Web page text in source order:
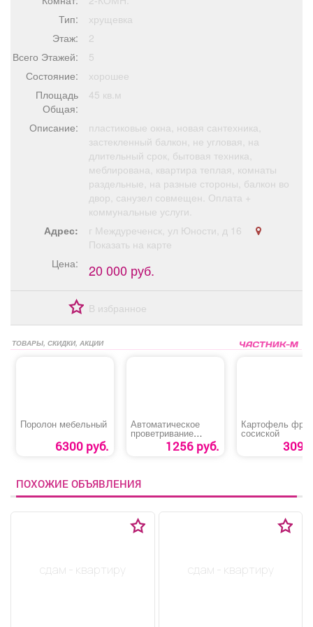
Обучение
Я - пенсионер
Тип:
хрущевка
Этаж:
2
Всего Этажей:
5
Состояние:
хорошее
Площадь
Общая:
45 кв.м
Описание:
пластиковые окна, новая сантехника,
застекленный балкон, не угловая, на
длительный срок, бытовая техника,
меблирована, квартира теплая, комнаты
раздельные, на разные стороны, балкон во
двор, санузел совмещен. Оплата +
коммунальные услуги.
Адрес:
г Междуреченск, ул Юности, д 16
Показать на карте
Цена:
20 000 руб.
В избранное
ТОВАРЫ, СКИДКИ, АКЦИИ
Поролон мебельный
6300 руб.
Автоматическое
проветривание
теплицы
«Термопривод 300С»
1256 руб.
Картофель фри
сосиской
309
ПОХОЖИЕ ОБЪЯВЛЕНИЯ
сдам - квартиру сдам - квартиру